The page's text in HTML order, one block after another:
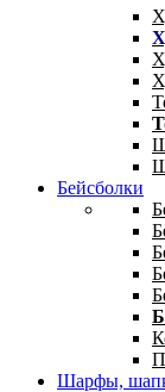
Бейсболки
Шарфы,